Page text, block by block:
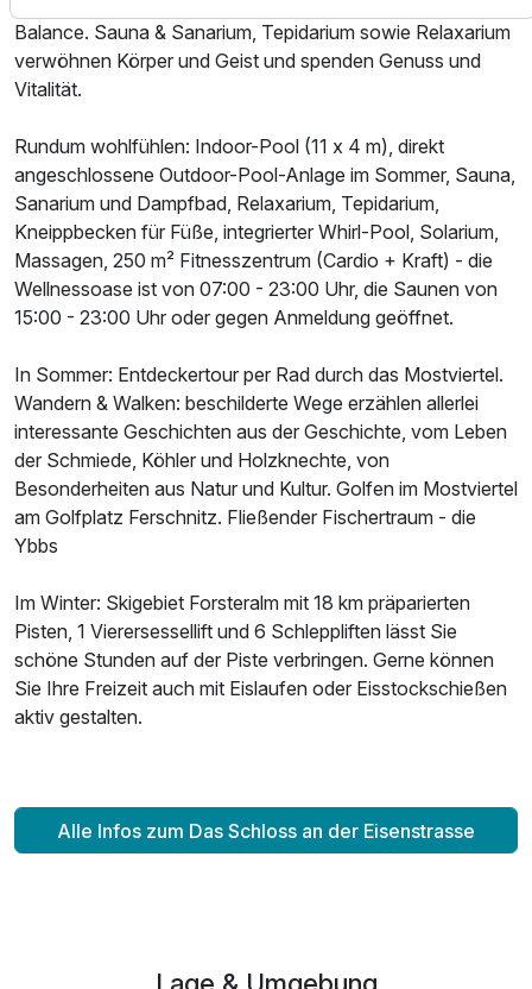
Balance. Sauna & Sanarium, Tepidarium sowie Relaxarium
verwöhnen Körper und Geist und spenden Genuss und
Vitalität.
Rundum wohlfühlen: Indoor-Pool (11 x 4 m), direkt
angeschlossene Outdoor-Pool-Anlage im Sommer, Sauna,
Sanarium und Dampfbad, Relaxarium, Tepidarium,
Kneippbecken für Füße, integrierter Whirl-Pool, Solarium,
Massagen, 250 m² Fitnesszentrum (Cardio + Kraft) - die
Wellnessoase ist von 07:00 - 23:00 Uhr, die Saunen von
15:00 - 23:00 Uhr oder gegen Anmeldung geöffnet.
In Sommer: Entdeckertour per Rad durch das Mostviertel.
Wandern & Walken: beschilderte Wege erzählen allerlei
interessante Geschichten aus der Geschichte, vom Leben
der Schmiede, Köhler und Holzknechte, von
Besonderheiten aus Natur und Kultur. Golfen im Mostviertel
am Golfplatz Ferschnitz. Fließender Fischertraum - die
Ybbs
Im Winter: Skigebiet Forsteralm mit 18 km präparierten
Pisten, 1 Vierersessellift und 6 Schleppliften lässt Sie
schöne Stunden auf der Piste verbringen. Gerne können
Sie Ihre Freizeit auch mit Eislaufen oder Eisstockschießen
aktiv gestalten.
Alle Infos zum Das Schloss an der Eisenstrasse